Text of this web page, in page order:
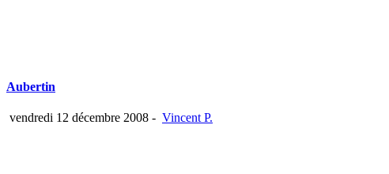
Aubertin
vendredi 12 décembre 2008 - Vincent P.